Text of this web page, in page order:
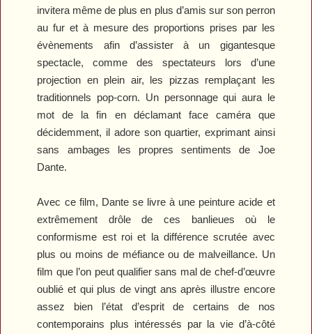
invitera même de plus en plus d’amis sur son perron
au fur et à mesure des proportions prises par les
évènements afin d’assister à un gigantesque
spectacle, comme des spectateurs lors d’une
projection en plein air, les pizzas remplaçant les
traditionnels pop-corn. Un personnage qui aura le
mot de la fin en déclamant face caméra que
décidemment, il adore son quartier, exprimant ainsi
sans ambages les propres sentiments de Joe
Dante.
Avec ce film, Dante se livre à une peinture acide et
extrêmement drôle de ces banlieues où le
conformisme est roi et la différence scrutée avec
plus ou moins de méfiance ou de malveillance. Un
film que l’on peut qualifier sans mal de chef-d’œuvre
oublié et qui plus de vingt ans après illustre encore
assez bien l’état d’esprit de certains de nos
contemporains plus intéressés par la vie d’à-côté